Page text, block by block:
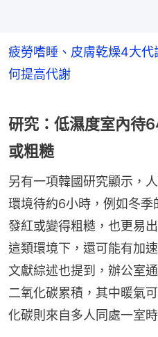
疲勞嗜睡、皮膚乾燥4大
何提高代謝
研究：低濕度室內
或粗糙
另有一項韓國研究顯示，
環境待約6小時，例如冬
發紅或變得粗糙，也更易
這類環境下，還可能有加
文獻綜述也提到，辦公室
二氧化碳累積，其中暖氣
化碳則來自多人同處一室